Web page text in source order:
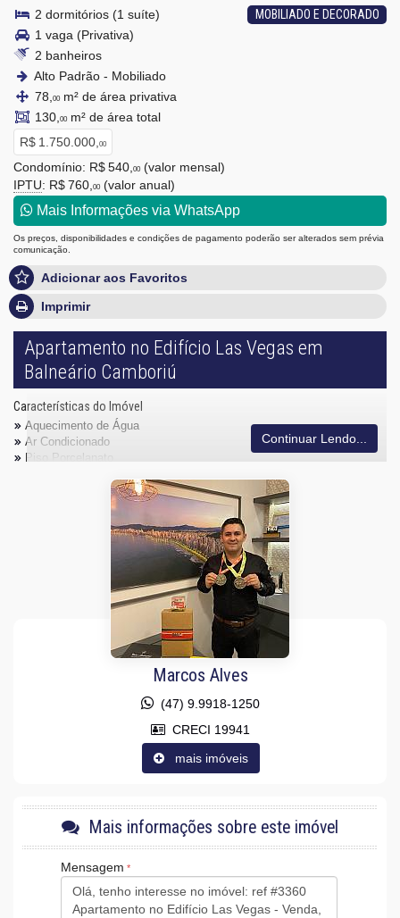
MOBILIADO E DECORADO
2 dormitórios (1 suíte)
1 vaga (Privativa)
2 banheiros
Alto Padrão - Mobiliado
78, 00m² de área privativa
130, 00m² de área total
R$ 1.750.000, 00
Condomínio: R$ 540, 00 (valor mensal)
IPTU: R$ 760, 00 (valor anual)
Mais Informações via WhatsApp
Os preços, disponibilidades e condições de pagamento poderão ser alterados sem prévia
comunicação.
Adicionar aos Favoritos
Imprimir
Apartamento no Edifício Las Vegas em
Balneário Camboriú
Características do Imóvel
Aquecimento de Água
Ar Condicionado
Piso Porcelanato
Acabamento em Gesso
Vista Panorâmica
Sala para 2 Ambientes
Características do Empreendimento
Portaria 24h
Portão Eletrônico
Câmeras de Segurança
Elevador
Entrada para Banhistas
Hall Decorado e Mobiliado
Continuar Lendo...
Marcos Alves
(47) 9.9918-1250
CRECI 19941
mais imóveis
Mais informações sobre este imóvel
Mensagem